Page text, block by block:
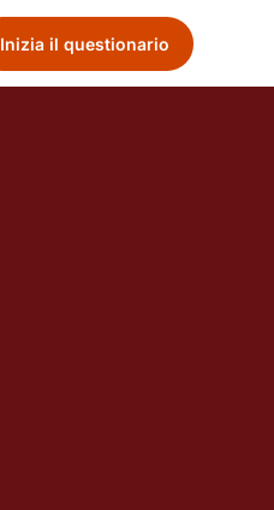
Inizia il questionario